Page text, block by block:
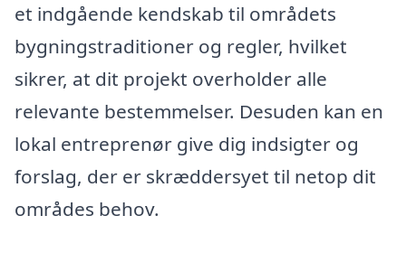
et indgående kendskab til områdets
bygningstraditioner og regler, hvilket
sikrer, at dit projekt overholder alle
relevante bestemmelser. Desuden kan en
lokal entreprenør give dig indsigter og
forslag, der er skræddersyet til netop dit
områdes behov.